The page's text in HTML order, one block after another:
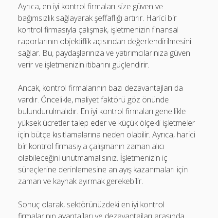
Ayrıca, en iyi kontrol firmaları size güven ve
bağımsızlık sağlayarak şeffaflığı artırır. Harici bir
kontrol firmasıyla çalışmak, işletmenizin finansal
raporlarının objektiflik açısından değerlendirilmesini
sağlar. Bu, paydaşlarınıza ve yatırımcılarınıza güven
verir ve işletmenizin itibarını güçlendirir.
Ancak, kontrol firmalarının bazı dezavantajları da
vardır. Öncelikle, maliyet faktörü göz önünde
bulundurulmalıdır. En iyi kontrol firmaları genellikle
yüksek ücretler talep eder ve küçük ölçekli işletmeler
için bütçe kısıtlamalarına neden olabilir. Ayrıca, harici
bir kontrol firmasıyla çalışmanın zaman alıcı
olabileceğini unutmamalısınız. İşletmenizin iç
süreçlerine derinlemesine anlayış kazanmaları için
zaman ve kaynak ayırmak gerekebilir.
Sonuç olarak, sektörünüzdeki en iyi kontrol
firmalarının avantajları ve dezavantajları arasında